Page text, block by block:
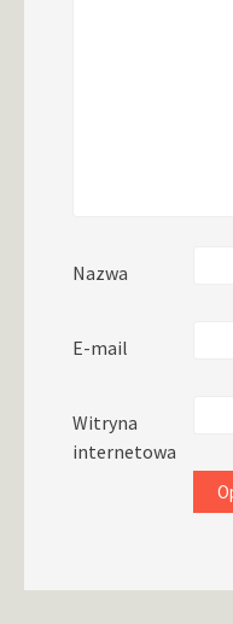
Nazwa
E-mail
Witryna
internetowa